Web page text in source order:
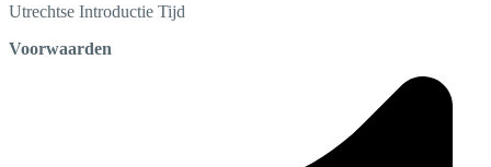
Utrechtse Introductie Tijd
Voorwaarden